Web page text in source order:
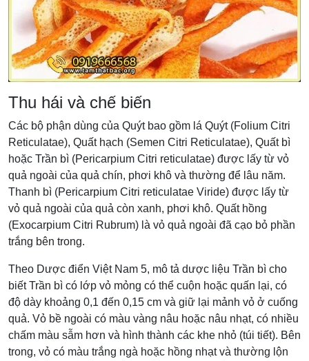
Thu hái và chế biến
Các bộ phận dùng của Quýt bao gồm lá Quýt (Folium Citri
Reticulatae), Quất hạch (Semen Citri Reticulatae), Quất bì
hoặc Trần bì (Pericarpium Citri reticulatae) được lấy từ vỏ
quả ngoài của quả chín, phơi khô và thường để lâu năm.
Thanh bì (Pericarpium Citri reticulatae Viride) được lấy từ
vỏ quả ngoài của quả còn xanh, phơi khô. Quất hồng
(Exocarpium Citri Rubrum) là vỏ quả ngoài đã cạo bỏ phần
trắng bên trong.
Theo Dược điển Việt Nam 5, mô tả dược liệu Trần bì cho
biết Trần bì có lớp vỏ mỏng có thể cuộn hoặc quấn lại, có
độ dày khoảng 0,1 đến 0,15 cm và giữ lại mảnh vỏ ở cuống
quả. Vỏ bề ngoài có màu vàng nâu hoặc nâu nhạt, có nhiều
chấm màu sẫm hơn và hình thành các khe nhỏ (túi tiết). Bên
trong, vỏ có màu trắng ngà hoặc hồng nhạt và thường lộn